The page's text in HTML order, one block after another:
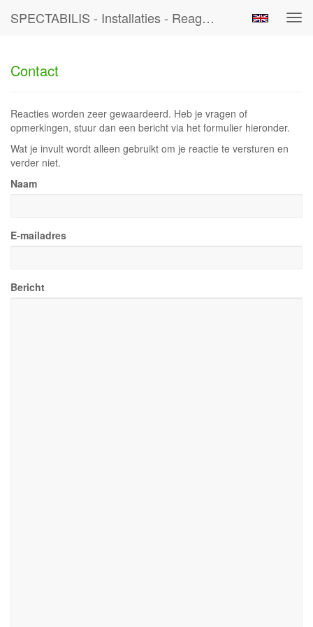
SPECTABILIS - Installaties - Reageer
Contact
Reacties worden zeer gewaardeerd. Heb je vragen of
opmerkingen, stuur dan een bericht via het formulier hieronder.
Wat je invult wordt alleen gebruikt om je reactie te versturen en
verder niet.
Naam
E-mailadres
Bericht